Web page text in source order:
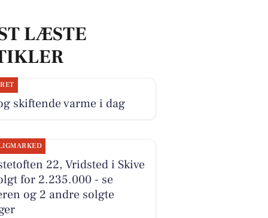
LÆSTE
skiftende varme i dag
22, Vridsted i Skive
for 2.235.000 - se
og 2 andre solgte